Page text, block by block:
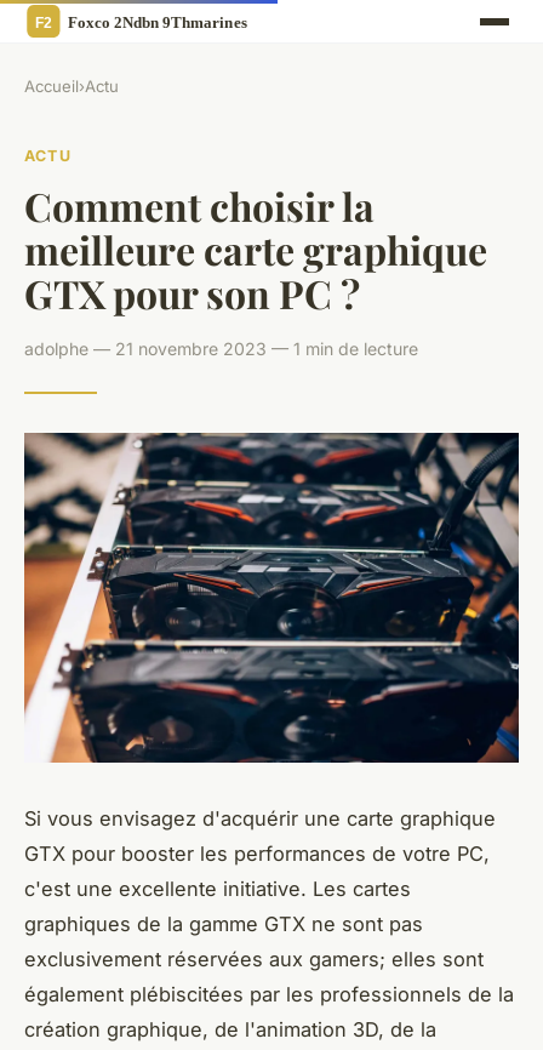
Accueil›Actu
ACTU
Comment choisir la
meilleure carte graphique
GTX pour son PC ?
adolphe — 21 novembre 2023 — 1 min de lecture
Si vous envisagez d'acquérir une carte graphique
GTX pour booster les performances de votre PC,
c'est une excellente initiative. Les cartes
graphiques de la gamme GTX ne sont pas
exclusivement réservées aux gamers; elles sont
également plébiscitées par les professionnels de la
création graphique, de l'animation 3D, de la